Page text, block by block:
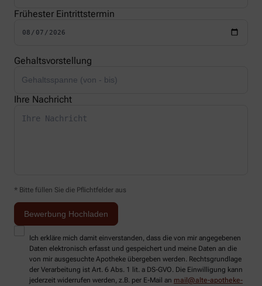
Frühester Eintrittstermin
Gehaltsvorstellung
Ihre Nachricht
* Bitte füllen Sie die Pflichtfelder aus
Ich erkläre mich damit einverstanden, dass die von mir angegebenen
Daten elektronisch erfasst und gespeichert und meine Daten an die
von mir ausgesuchte Apotheke übergeben werden. Rechtsgrundlage
der Verarbeitung ist Art. 6 Abs. 1 lit. a DS-GVO. Die Einwilligung kann
jederzeit widerrufen werden, z.B. per E-Mail an mail@alte-apotheke-